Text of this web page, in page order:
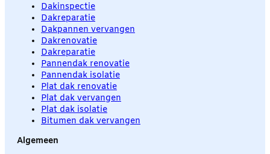
Dakinspectie
Dakreparatie
Dakpannen vervangen
Dakrenovatie
Dakreparatie
Pannendak renovatie
Pannendak isolatie
Plat dak renovatie
Plat dak vervangen
Plat dak isolatie
Bitumen dak vervangen
Algemeen